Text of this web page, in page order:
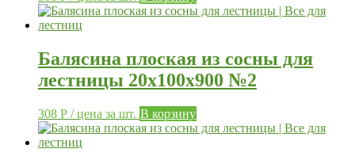
Балясина плоская из сосны для
лестницы 20х100х900 №2
308 Р / цена за шт. В корзину